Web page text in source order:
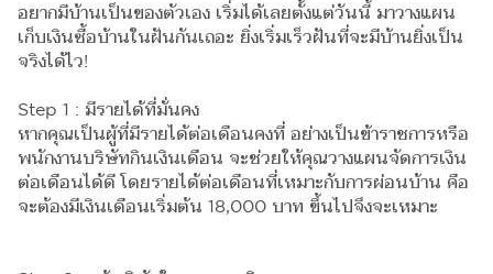
อยากมีบ้านเป็นของตัวเอง เริ่มได้เลยตั้งแต่วันนี้ มาวางแผน
เก็บเงินซื้อบ้านในฝันกันเถอะ ยิ่งเริ่มเร็วฝันที่จะมีบ้านยิ่งเป็น
จริงได้ไว!
Step 1 : มีรายได้ที่มั่นคง
หากคุณเป็นผู้ที่มีรายได้ต่อเดือนคงที่ อย่างเป็นข้าราชการหรือ
พนักงานบริษัทกินเงินเดือน จะช่วยให้คุณวางแผนจัดการเงิน
ต่อเดือนได้ดี โดยรายได้ต่อเดือนที่เหมาะกับการผ่อนบ้าน คือ
จะต้องมีเงินเดือนเริ่มต้น 18,000 บาท ขึ้นไปจึงจะเหมาะ